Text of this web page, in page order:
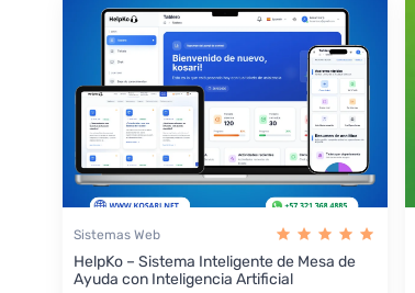
Sistemas Web
HelpKo – Sistema Inteligente de Mesa de
Ayuda con Inteligencia Artificial